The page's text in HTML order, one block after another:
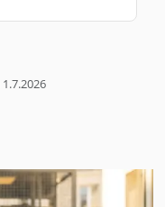
1.7.2026